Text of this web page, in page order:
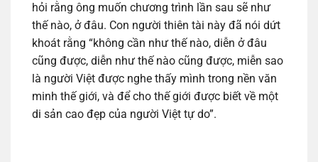
hỏi rằng ông muốn chương trình lần sau sẽ như
thế nào, ở đâu. Con người thiên tài này đã nói dứt
khoát rằng “không cần như thế nào, diễn ở đâu
cũng được, diễn như thế nào cũng được, miễn sao
là người Việt được nghe thấy mình trong nền văn
minh thế giới, và để cho thế giới được biết về một
di sản cao đẹp của người Việt tự do”.